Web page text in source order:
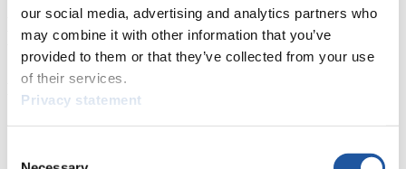
our social media, advertising and analytics partners who
may combine it with other information that you’ve
provided to them or that they’ve collected from your use
of their services.
Privacy statement
ErfolgeSeit Saison 2009/2010, Olympische
Winterspiele seit 2002
Meisterschaften
×
Asien-Meisterschaften Doppelsitzer 2017/2018 in Altenberg